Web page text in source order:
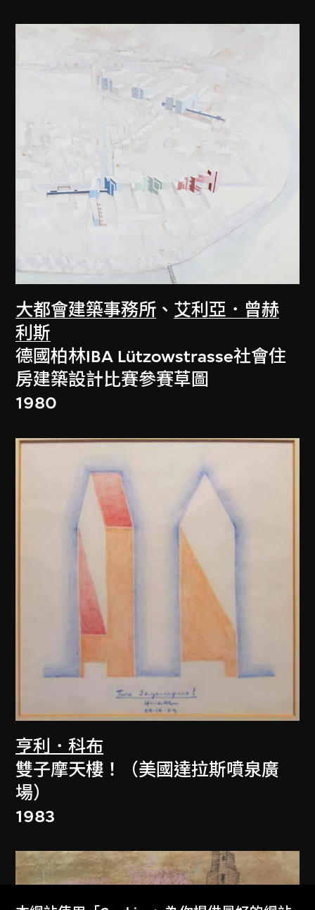
大都會建築事務所 、 艾利亞．曾赫
利斯
德國柏林IBA Lützowstrasse社會住
房建築設計比賽參賽草圖
1980
亨利．科布
雙子摩天樓！（美國達拉斯噴泉廣
場）
1983